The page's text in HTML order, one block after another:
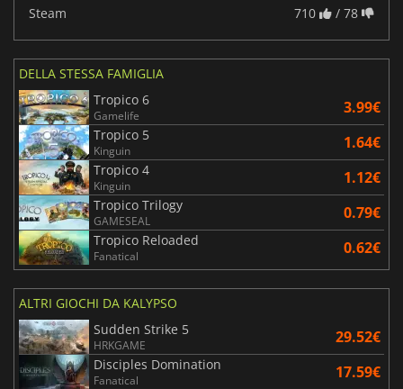
Steam 710 / 78
DELLA STESSA FAMIGLIA
Tropico 6
Gamelife 3.99€
Tropico 5
Kinguin 1.64€
Tropico 4
Kinguin 1.12€
Tropico Trilogy
GAMESEAL 0.79€
Tropico Reloaded
Fanatical 0.62€
ALTRI GIOCHI DA KALYPSO
Sudden Strike 5
HRKGAME 29.52€
Disciples Domination
Fanatical 17.59€